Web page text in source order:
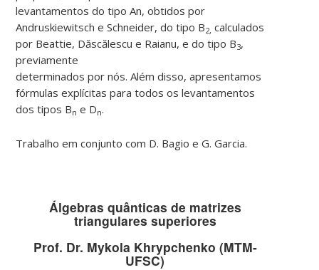
levantamentos do tipo An, obtidos por
Andruskiewitsch e Schneider, do tipo B2, calculados
por Beattie, Dăscălescu e Raianu, e do tipo B3,
previamente
determinados por nós. Além disso, apresentamos
fórmulas explícitas para todos os levantamentos
dos tipos Bn e Dn.
Trabalho em conjunto com D. Bagio e G. Garcia.
Álgebras quânticas de matrizes
triangulares superiores
Prof. Dr. Mykola Khrypchenko (MTM-
UFSC)